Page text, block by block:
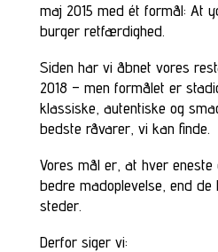
maj 2015 med ét formål: At
burger retfærdighed.
Siden har vi åbnet vores
2018 – men formålet er
klassiske, autentiske og
bedste råvarer, vi kan finde.
Vores mål er, at hver
bedre madoplevelse, end de
steder.
Derfor siger vi: